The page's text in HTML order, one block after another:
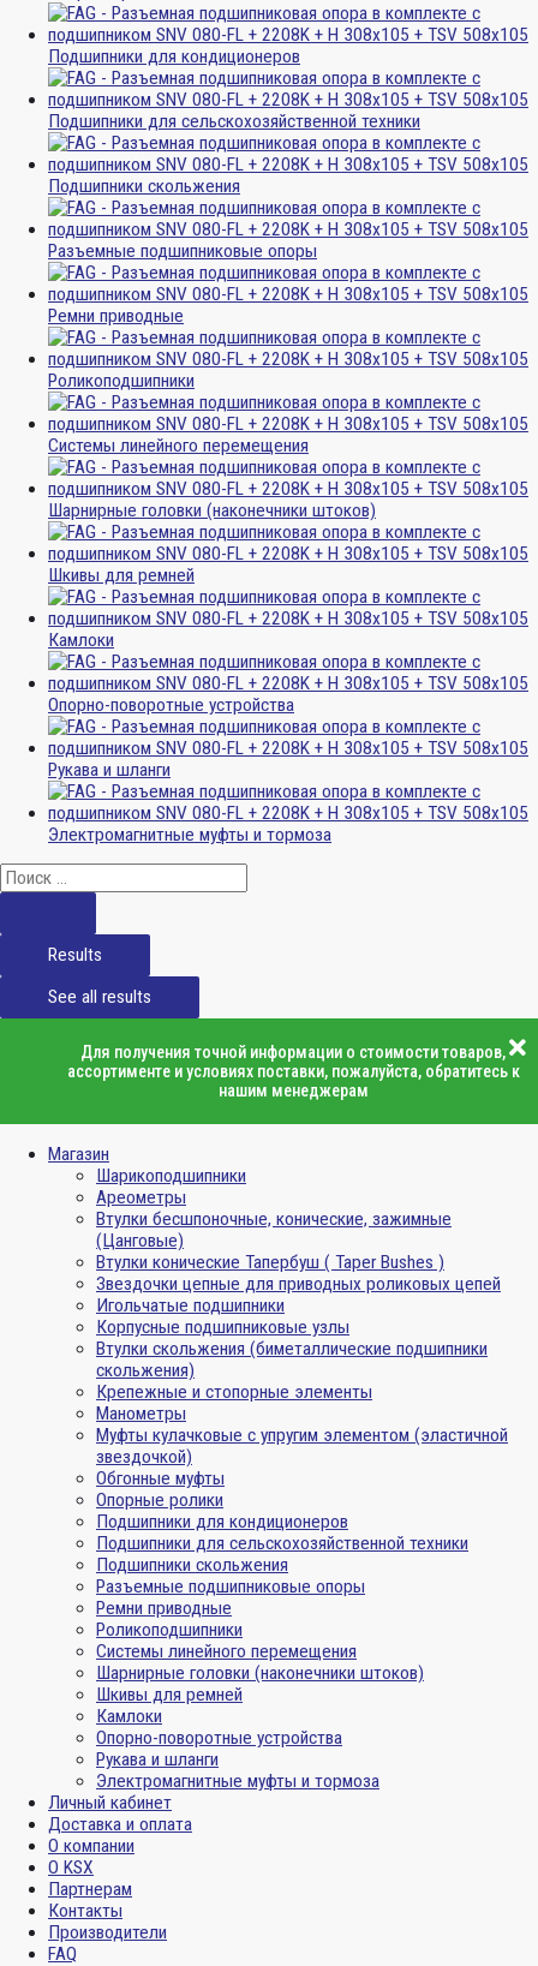
Подшипники для кондиционеров
Подшипники для сельскохозяйственной техники
Подшипники скольжения
Разъемные подшипниковые опоры
Ремни приводные
Роликоподшипники
Системы линейного перемещения
Шарнирные головки (наконечники штоков)
Шкивы для ремней
Камлоки
Опорно-поворотные устройства
Рукава и шланги
Электромагнитные муфты и тормоза
Results
See all results
Для получения точной информации о стоимости товаров,
ассортименте и условиях поставки, пожалуйста, обратитесь к
нашим менеджерам
Магазин
Шарикоподшипники
Ареометры
Втулки бесшпоночные, конические, зажимные
(Цанговые)
Втулки конические Тапербуш ( Taper Bushes )
Звездочки цепные для приводных роликовых цепей
Игольчатые подшипники
Корпусные подшипниковые узлы
Втулки скольжения (биметаллические подшипники
скольжения)
Крепежные и стопорные элементы
Манометры
Муфты кулачковые с упругим элементом (эластичной
звездочкой)
Обгонные муфты
Опорные ролики
Подшипники для кондиционеров
Подшипники для сельскохозяйственной техники
Подшипники скольжения
Разъемные подшипниковые опоры
Ремни приводные
Роликоподшипники
Системы линейного перемещения
Шарнирные головки (наконечники штоков)
Шкивы для ремней
Камлоки
Опорно-поворотные устройства
Рукава и шланги
Электромагнитные муфты и тормоза
Личный кабинет
Доставка и оплата
О компании
О KSX
Партнерам
Контакты
Производители
FAQ